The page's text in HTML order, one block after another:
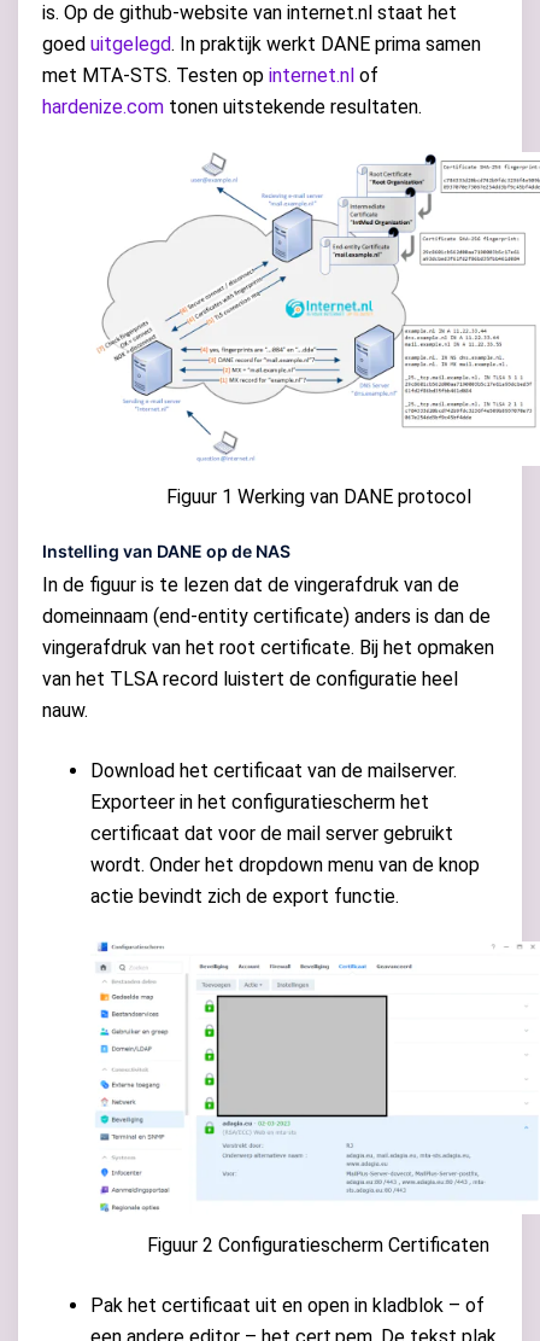
is. Op de github-website van internet.nl staat het
goed uitgelegd. In praktijk werkt DANE prima samen
met MTA-STS. Testen op internet.nl of
hardenize.com tonen uitstekende resultaten.
Figuur 1 Werking van DANE protocol
Instelling van DANE op de NAS
In de figuur is te lezen dat de vingerafdruk van de
domeinnaam (end-entity certificate) anders is dan de
vingerafdruk van het root certificate. Bij het opmaken
van het TLSA record luistert de configuratie heel
nauw.
Download het certificaat van de mailserver.
Exporteer in het configuratiescherm het
certificaat dat voor de mail server gebruikt
wordt. Onder het dropdown menu van de knop
actie bevindt zich de export functie.
Figuur 2 Configuratiescherm Certificaten
Pak het certificaat uit en open in kladblok – of